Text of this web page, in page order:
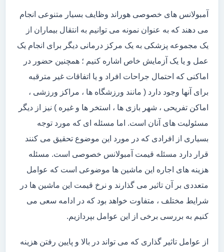
آمبولانس های خصوصی هوراند وظایف بسیار متنوعی انجام
می دهند که به عنوان نمونه می توانیم به انتقال بیماران از
یک مجموعه پزشکی به یک مرکز درمانی دیگر برای انجام یک
عمل و یا یک آزمایش خاص اشاره کنیم ؛ همچنین حضور در
اماکنی که احتمال جراحات افراد و یا اتفاقات غیر مترقبه
برای آنها وجود دارد ( مانند ورزشگاه ها ، مراکز ورزشی ،
اماکن تفریحی ، شهر بازی ها ، استخر ها و غیره ) نیز از دیگر
مسئولیت های آنان است. اما مسئله ای که مورد توجه
بسیاری از افرادی که در مورد این موضوع تحقیق می کنند
قرار دارد مسئله قیمت آمبولانس خصوصی است. مسئله
هزینه های اجاره این ماشین ها موضوعی است که عوامل
متعددی بر آن تاثیر می گذارند و نرخ قیمت این ماشین ها در
شرایط مختلف ، متفاوت خواهد بود که در ادامه سعی می
کنیم به بررسی برخی از این عوامل بپردازیم.
از عوامل تاثیر گذاری که می تواند در بالا و پایین رفتن هزینه